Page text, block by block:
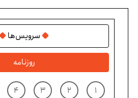
سرویس‌ها
روزنامه
۱ ۲ ۳ ۴